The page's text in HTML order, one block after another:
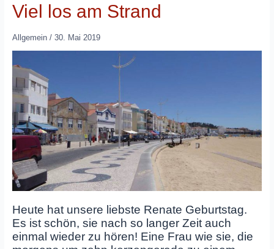
Viel los am Strand
Allgemein/ 30. Mai 2019
Heute hat unsere liebste Renate Geburtstag.
Es ist schön, sie nach so langer Zeit auch
einmal wieder zu hören! Eine Frau wie sie, die